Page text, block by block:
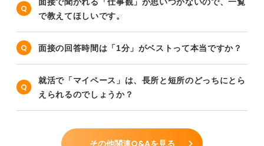
で教えてほしいです。
面接の回答時間は「1分」がベストって本当ですか？
就活で「マイペース」は、長所と短所のどっちにとら
えられるのでしょうか？
その他関連Q&Aを見る